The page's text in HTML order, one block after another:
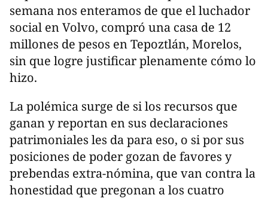
semana nos enteramos de que el luchador
social en Volvo, compró una casa de 12
millones de pesos en Tepoztlán, Morelos,
sin que logre justificar plenamente cómo lo
hizo.
La polémica surge de si los recursos que
ganan y reportan en sus declaraciones
patrimoniales les da para eso, o si por sus
posiciones de poder gozan de favores y
prebendas extra-nómina, que van contra la
honestidad que pregonan a los cuatro